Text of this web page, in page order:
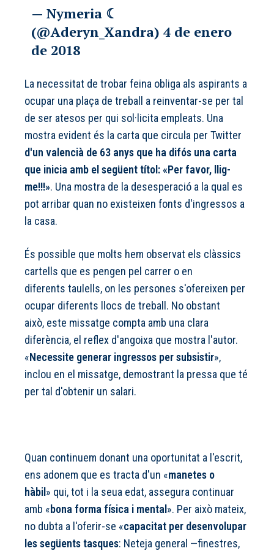
— Nymeria ☾
(@Aderyn_Xandra)4 de enero
de 2018
La necessitat de trobar feina obliga als aspirants a
ocupar una plaça de treball a reinventar-se per tal
de ser atesos per qui sol·licita empleats. Una
mostra evident és la carta que circula per Twitter
d'un valencià de 63 anys que ha difós una carta
que inicia amb el següent títol: «Per favor, llig-
me!!!». Una mostra de la desesperació a la qual es
pot arribar quan no existeixen fonts d'ingressos a
la casa.
És possible que molts hem observat els clàssics
cartells que es pengen pel carrer o en
diferents taulells, on les persones s'ofereixen per
ocupar diferents llocs de treball. No obstant
això, este missatge compta amb una clara
diferència, el reflex d'angoixa que mostra l'autor.
«Necessite generar ingressos per subsistir»,
inclou en el missatge, demostrant la pressa que té
per tal d'obtenir un salari.
Quan continuem donant una oportunitat a l'escrit,
ens adonem que es tracta d'un «manetes o
hàbil » qui, tot i la seua edat, assegura continuar
amb «bona forma física i mental ». Per això mateix,
no dubta a l'oferir-se «capacitat per desenvolupar
les següents tasques: Neteja general —finestres,